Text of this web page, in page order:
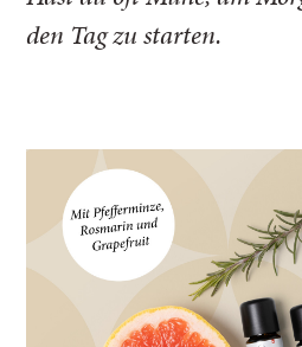
den Tag zu starten.